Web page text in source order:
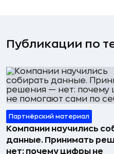
Публикации по
Партнёрский материал
Компании научились
данные. Принимать
нет: почему цифры не